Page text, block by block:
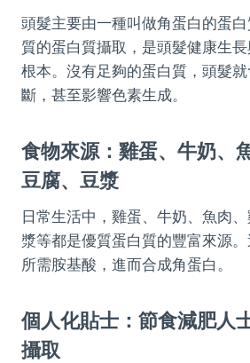
頭髮主要由一種叫做角蛋白的蛋
質的蛋白質攝取，是頭髮健康生
根本。沒有足夠的蛋白質，頭髮
斷，甚至影響色素生成。
食物來源：雞蛋、牛奶、
豆腐、豆漿
日常生活中，雞蛋、牛奶、魚肉
漿等都是優質蛋白質的豐富來源
所需胺基酸，進而合成角蛋白。
個人化貼士：節食減肥人
攝取